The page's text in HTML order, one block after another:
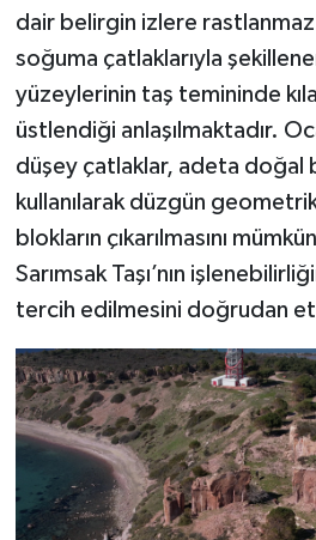
dair belirgin izlere
soğuma çatlaklarıyla
yüzeylerinin taş temininde
üstlendiği anlaşılmaktadır.
düşey çatlaklar, adeta doğal
kullanılarak düzgün
blokların çıkarılmasını
Sarımsak Taşı’nın
tercih edilmesini doğrudan